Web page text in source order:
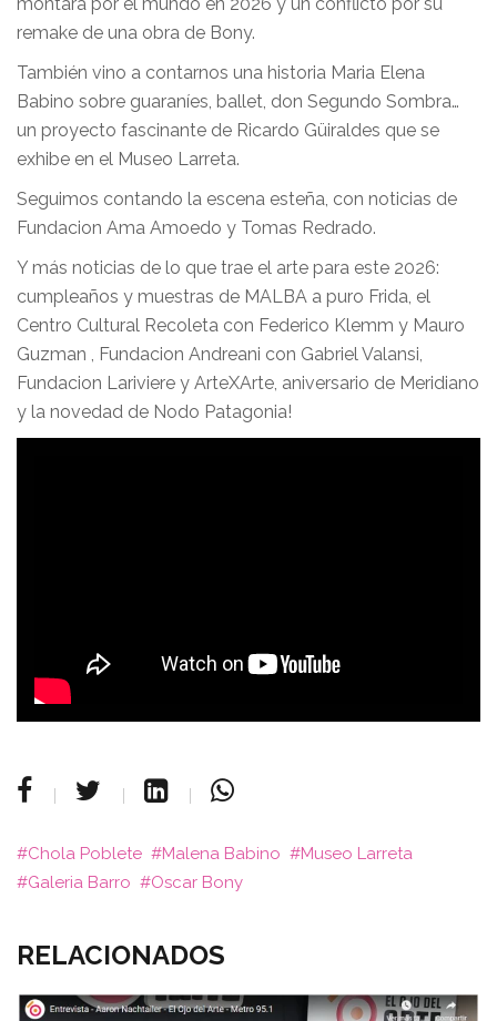
remake de una obra de Bony.
También vino a contarnos una historia Maria Elena
Babino sobre guaraníes, ballet, don Segundo Sombra…
un proyecto fascinante de Ricardo Güiraldes que se
exhibe en el Museo Larreta.
Seguimos contando la escena esteña, con noticias de
Fundacion Ama Amoedo y Tomas Redrado.
Y más noticias de lo que trae el arte para este 2026:
cumpleaños y muestras de MALBA a puro Frida, el
Centro Cultural Recoleta con Federico Klemm y Mauro
Guzman , Fundacion Andreani con Gabriel Valansi,
Fundacion Lariviere y ArteXArte, aniversario de Meridiano
y la novedad de Nodo Patagonia!
Chola Poblete Malena Babino
Museo Larreta
Galeria Barro
Oscar Bony
RELACIONADOS